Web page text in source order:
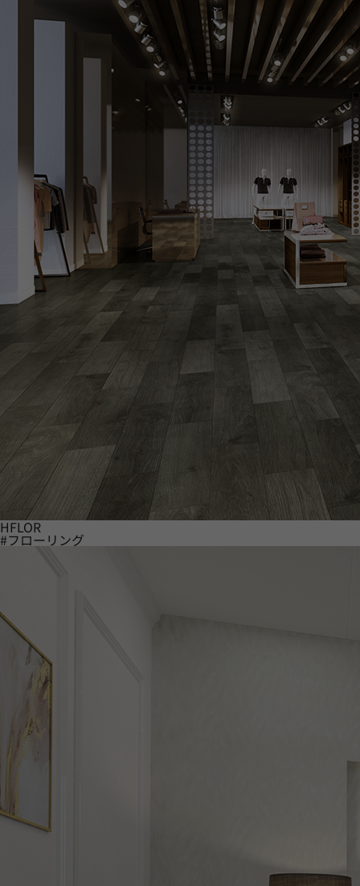
HFLOR
#フローリング